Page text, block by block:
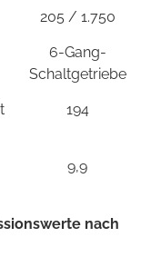
205 / 1.750
6-Gang-
Schaltgetriebe
194
9,9
nach